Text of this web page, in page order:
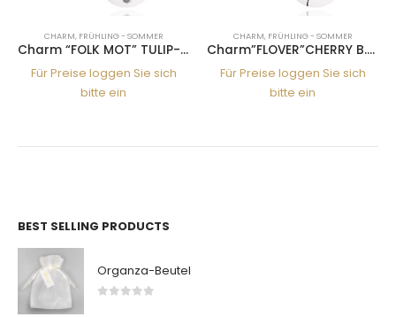
CHARM, FRÜHLING - SOMMER
Charm “FOLK MOT” TULIP-JHEM
Für Preise loggen Sie sich
bitte ein
CHARM, FRÜHLING - SOMMER
Charm”FLOVER”CHERRY B.-LROS
Für Preise loggen Sie sich
bitte ein
BEST SELLING PRODUCTS
Organza-Beutel